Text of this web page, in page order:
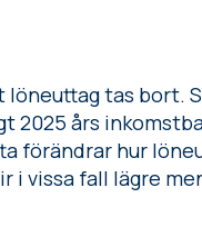
löneuttag tas bort.
2025 års
förändrar hur
i vissa fall lägre